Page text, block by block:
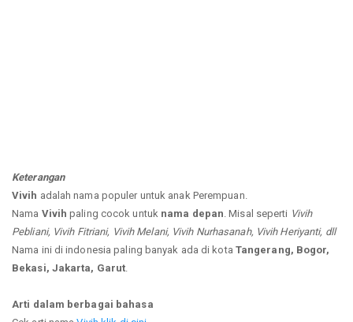
Keterangan
Vivih adalah nama populer untuk anak Perempuan.
Nama Vivih paling cocok untuk nama depan . Misal seperti Vivih
Pebliani, Vivih Fitriani, Vivih Melani, Vivih Nurhasanah, Vivih Heriyanti, dll
Nama ini di indonesia paling banyak ada di kota Tangerang, Bogor,
Bekasi, Jakarta, Garut
Arti dalam berbagai bahasa